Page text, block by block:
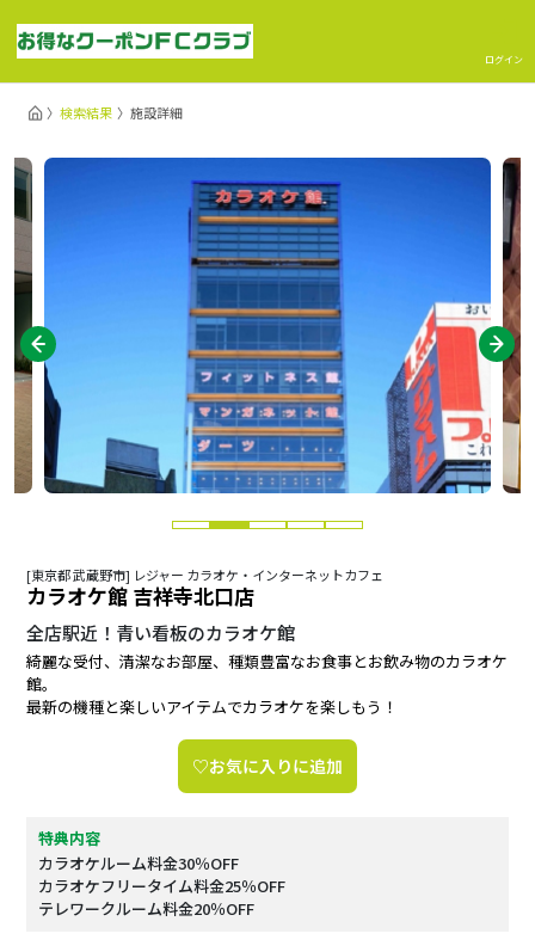
ログイン
検索結果 施設詳細
[東京都 武蔵野市] レジャー カラオケ・インターネットカフェ
カラオケ館 吉祥寺北口店
全店駅近！青い看板のカラオケ館
綺麗な受付、清潔なお部屋、種類豊富なお食事とお飲み物のカラオケ
館。
最新の機種と楽しいアイテムでカラオケを楽しもう！
♡お気に入りに追加
特典内容
カラオケルーム料金30％OFF
カラオケフリータイム料金25％OFF
テレワークルーム料金20％OFF